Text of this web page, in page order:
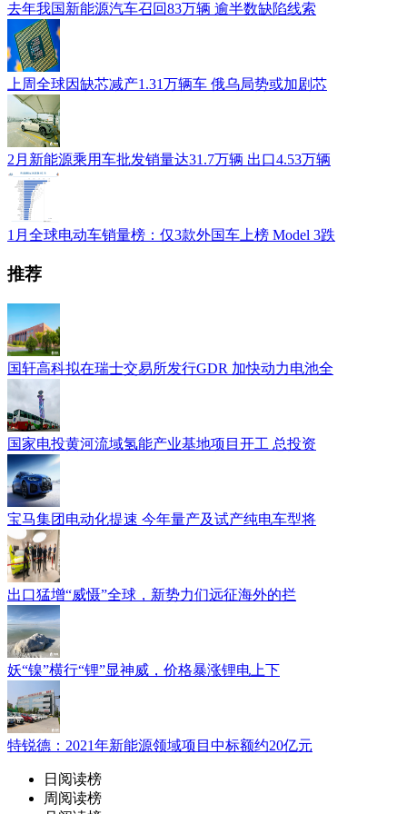
去年我国新能源汽车召回83万辆 逾半数缺陷线索
上周全球因缺芯减产1.31万辆车 俄乌局势或加剧芯
2月新能源乘用车批发销量达31.7万辆 出口4.53万辆
1月全球电动车销量榜：仅3款外国车上榜 Model 3跌
推荐
国轩高科拟在瑞士交易所发行GDR 加快动力电池全
国家电投黄河流域氢能产业基地项目开工 总投资
宝马集团电动化提速 今年量产及试产纯电车型将
出口猛增“威慑”全球，新势力们远征海外的拦
妖“镍”横行“锂”显神威，价格暴涨锂电上下
特锐德：2021年新能源领域项目中标额约20亿元
日阅读榜
周阅读榜